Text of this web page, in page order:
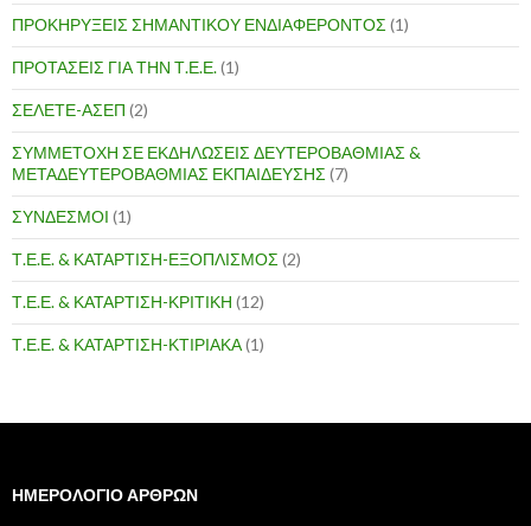
ΠΡΟΚΗΡΥΞΕΙΣ ΣΗΜΑΝΤΙΚΟΥ ΕΝΔΙΑΦΕΡΟΝΤΟΣ (1)
ΠΡΟΤΑΣΕΙΣ ΓΙΑ ΤΗΝ Τ.Ε.Ε.(1)
ΣΕΛΕΤΕ-ΑΣΕΠ (2)
ΣΥΜΜΕΤΟΧΗ ΣΕ ΕΚΔΗΛΩΣΕΙΣ ΔΕΥΤΕΡΟΒΑΘΜΙΑΣ &
ΜΕΤΑΔΕΥΤΕΡΟΒΑΘΜΙΑΣ ΕΚΠΑΙΔΕΥΣΗΣ (7)
ΣΥΝΔΕΣΜΟΙ (1)
Τ.Ε.Ε. & ΚΑΤΑΡΤΙΣΗ-ΕΞΟΠΛΙΣΜΟΣ (2)
Τ.Ε.Ε. & ΚΑΤΑΡΤΙΣΗ-ΚΡΙΤΙΚΗ (12)
Τ.Ε.Ε. & ΚΑΤΑΡΤΙΣΗ-ΚΤΙΡΙΑΚΑ(1)
ΗΜΕΡΟΛΟΓΙΟ ΑΡΘΡΩΝ